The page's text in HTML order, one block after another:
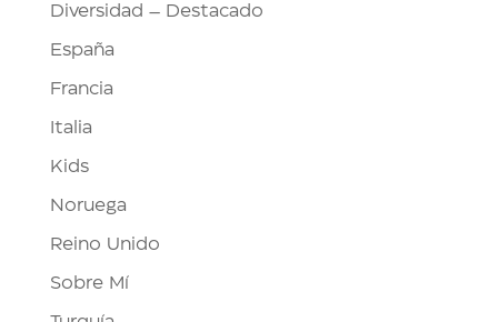
Diversidad – Destacado
España
Francia
Italia
Kids
Noruega
Reino Unido
Sobre Mí